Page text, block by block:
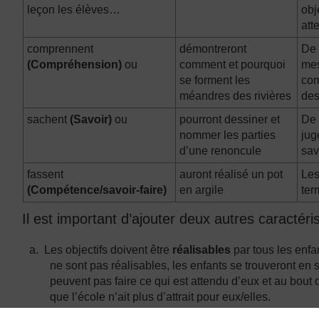
leçon les élèves…
comprennent
(Compréhension) ou
démontreront
comment et pourquoi
se forment les
méandres des rivières
sachent (Savoir) ou
pourront dessiner et
nommer les parties
d’une renoncule
fassent
(Compétence/savoir-faire)
auront réalisé un pot
en argile
Il est important d’ajouter deux autres
a. Les objectifs doivent être réalisables par tous les
ne sont pas réalisables, les enfants se trouveront en
peuvent pas faire ce qui est attendu d’eux et au
que l’école n’ait plus d’attrait pour eux/elles.